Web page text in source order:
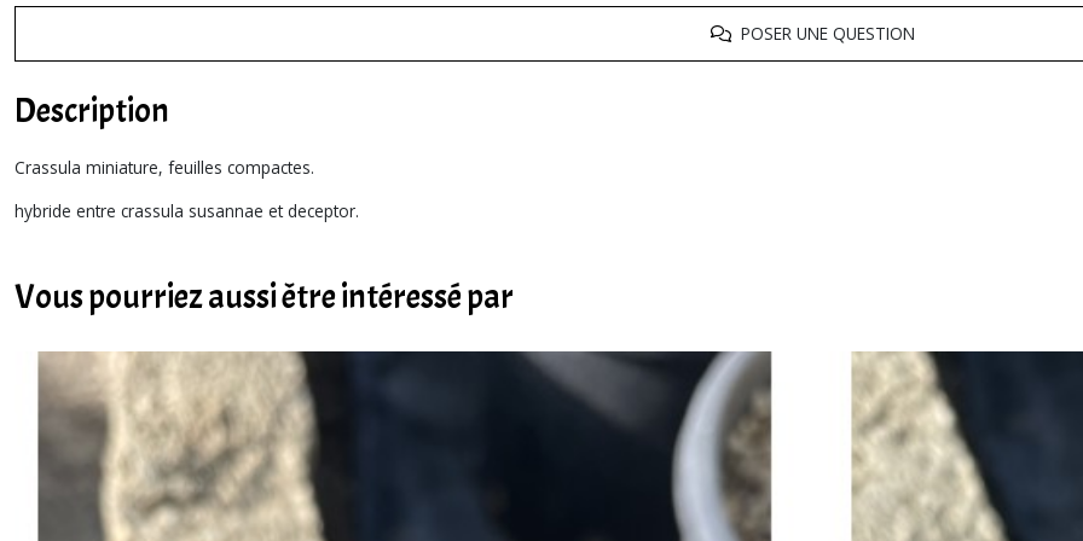
POSER UNE QUESTION
Description
Crassula miniature, feuilles compactes.
hybride entre crassula susannae et deceptor.
Vous pourriez aussi être intéressé par